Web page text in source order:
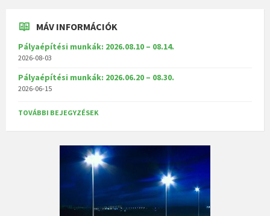
MÁV INFORMÁCIÓK
Pályaépítési munkák: 2026.08.10 – 08.14.
2026-08-03
Pályaépítési munkák: 2026.06.20 – 08.30.
2026-06-15
TOVÁBBI BEJEGYZÉSEK